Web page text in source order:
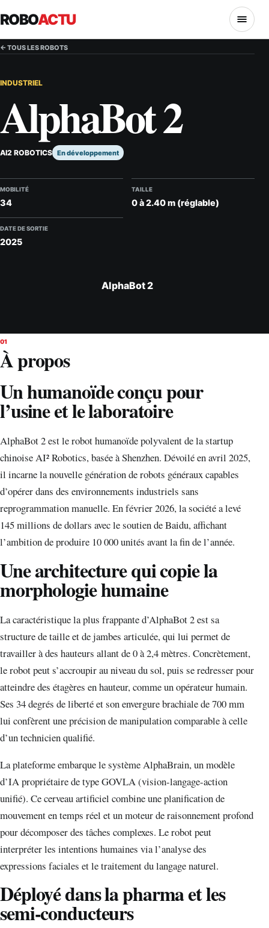
ROBOACTU MENU
← TOUS LES ROBOTS
INDUSTRIEL
AlphaBot 2
AI2 ROBOTICS En développement
MOBILITÉ
34
TAILLE
0 à 2.40 m (réglable)
DATE DE SORTIE
2025
AlphaBot 2
01
À propos
Un humanoïde conçu pour
l’usine et le laboratoire
AlphaBot 2 est le robot humanoïde polyvalent de la startup
chinoise AI² Robotics, basée à Shenzhen. Dévoilé en avril 2025,
il incarne la nouvelle génération de robots généraux capables
d’opérer dans des environnements industriels sans
reprogrammation manuelle. En février 2026, la société a levé
145 millions de dollars avec le soutien de Baidu, affichant
l’ambition de produire 10 000 unités avant la fin de l’année.
Une architecture qui copie la
morphologie humaine
La caractéristique la plus frappante d’AlphaBot 2 est sa
structure de taille et de jambes articulée, qui lui permet de
travailler à des hauteurs allant de 0 à 2,4 mètres. Concrètement,
le robot peut s’accroupir au niveau du sol, puis se redresser pour
atteindre des étagères en hauteur, comme un opérateur humain.
Ses 34 degrés de liberté et son envergure brachiale de 700 mm
lui confèrent une précision de manipulation comparable à celle
d’un technicien qualifié.
La plateforme embarque le système AlphaBrain, un modèle
d’IA propriétaire de type GOVLA (vision-langage-action
unifié). Ce cerveau artificiel combine une planification de
mouvement en temps réel et un moteur de raisonnement profond
pour décomposer des tâches complexes. Le robot peut
interpréter les intentions humaines via l’analyse des
expressions faciales et le traitement du langage naturel.
Déployé dans la pharma et les
semi-conducteurs